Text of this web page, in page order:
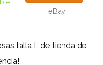
eBay
talla L de tienda de